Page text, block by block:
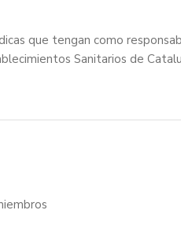
que tengan como
Sanitarios de